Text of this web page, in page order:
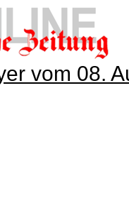
vom 08.